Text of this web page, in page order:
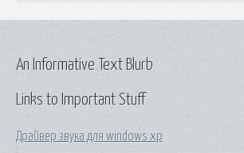
Links to Important Stuff
Драйвер звука для windows xp
An Informative Text Blurb